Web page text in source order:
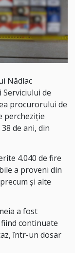
Nădlac
de
procurorului de
percheziție
de ani, din
4.040 de fire
a proveni din
și alte
a fost
continuate
într-un dosar